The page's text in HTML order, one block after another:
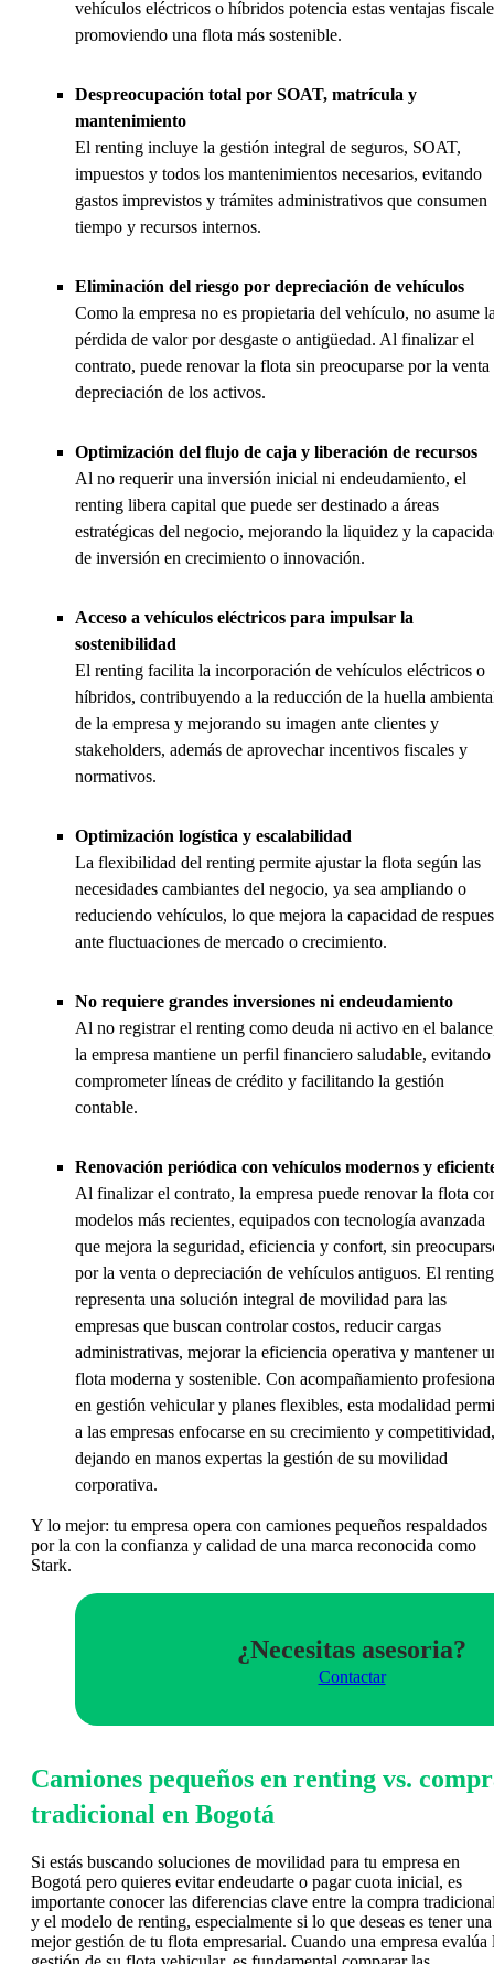
vehículos eléctricos o híbridos potencia estas ventajas
promoviendo una flota más sostenible.
Despreocupación total por SOAT, matrícula y
mantenimiento
El renting incluye la gestión integral de seguros, SOAT,
impuestos y todos los mantenimientos necesarios, evitando
gastos imprevistos y trámites administrativos que consumen
tiempo y recursos internos.
Eliminación del riesgo por depreciación de vehículos
Como la empresa no es propietaria del vehículo, no asume
pérdida de valor por desgaste o antigüedad. Al finalizar el
contrato, puede renovar la flota sin preocuparse por la venta
depreciación de los activos.
Optimización del flujo de caja y liberación de recursos
Al no requerir una inversión inicial ni endeudamiento, el
renting libera capital que puede ser destinado a áreas
estratégicas del negocio, mejorando la liquidez y la
de inversión en crecimiento o innovación.
Acceso a vehículos eléctricos para impulsar la
sostenibilidad
El renting facilita la incorporación de vehículos eléctricos o
híbridos, contribuyendo a la reducción de la huella
de la empresa y mejorando su imagen ante clientes y
stakeholders, además de aprovechar incentivos fiscales y
normativos.
Optimización logística y escalabilidad
La flexibilidad del renting permite ajustar la flota según las
necesidades cambiantes del negocio, ya sea ampliando o
reduciendo vehículos, lo que mejora la capacidad de
ante fluctuaciones de mercado o crecimiento.
No requiere grandes inversiones ni endeudamiento
Al no registrar el renting como deuda ni activo en el
la empresa mantiene un perfil financiero saludable, evitando
comprometer líneas de crédito y facilitando la gestión
contable.
Renovación periódica con vehículos modernos y
Al finalizar el contrato, la empresa puede renovar la flota
modelos más recientes, equipados con tecnología avanzada
que mejora la seguridad, eficiencia y confort, sin
por la venta o depreciación de vehículos antiguos. El renting
representa una solución integral de movilidad para las
empresas que buscan controlar costos, reducir cargas
administrativas, mejorar la eficiencia operativa y mantener
flota moderna y sostenible. Con acompañamiento
en gestión vehicular y planes flexibles, esta modalidad
a las empresas enfocarse en su crecimiento y competitividad,
dejando en manos expertas la gestión de su movilidad
corporativa.
Y lo mejor: tu empresa opera con camiones pequeños respaldados
por la con la confianza y calidad de una marca reconocida como
Stark.
¿Necesitas asesoria?
Contactar
Camiones pequeños en renting vs.
tradicional en Bogotá
Si estás buscando soluciones de movilidad para tu empresa en
Bogotá pero quieres evitar endeudarte o pagar cuota inicial, es
importante conocer las diferencias clave entre la compra
y el modelo de renting, especialmente si lo que deseas es tener una
mejor gestión de tu flota empresarial. Cuando una empresa evalúa